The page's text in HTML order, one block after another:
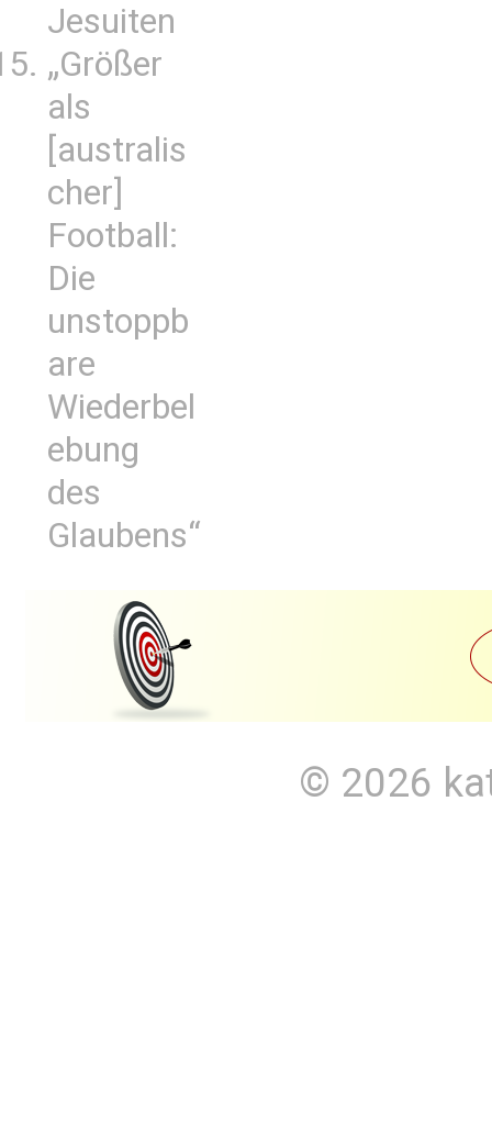
Jesuiten
„Größer
als
[australis
cher]
Football:
Die
unstoppb
are
Wiederbel
ebung
des
Glaubens“
© 2026